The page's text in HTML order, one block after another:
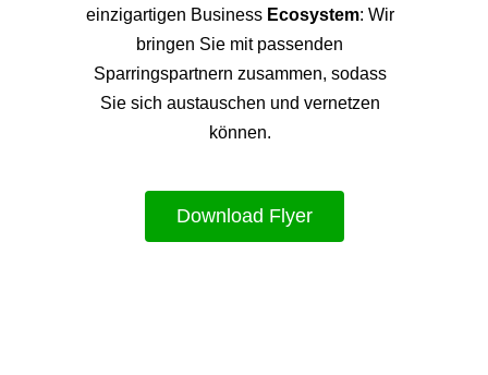
einzigartigen Business Ecosystem: Wir
bringen Sie mit passenden
Sparringspartnern zusammen, sodass
Sie sich austauschen und vernetzen
können.
Download Flyer